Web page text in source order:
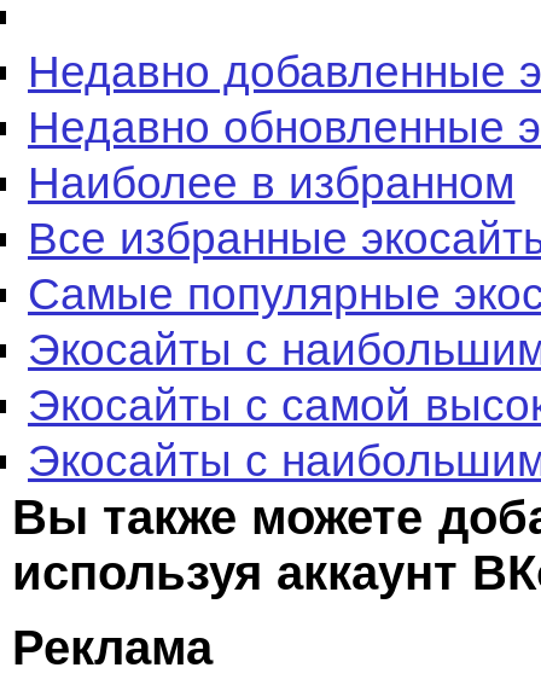
Недавно добавленные
Недавно обновленные
Наиболее в избранном
Все избранные
Самые популярные
Экосайты с
Экосайты с самой
Экосайты с
Вы также можете
используя аккаунт
Реклама